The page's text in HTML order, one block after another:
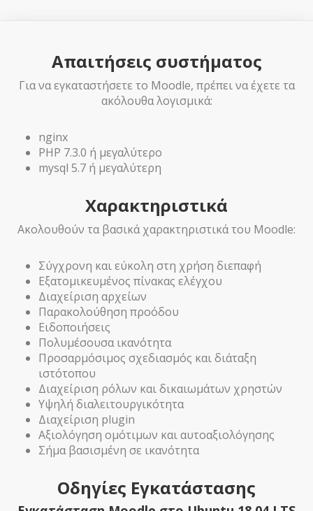
Απαιτήσεις συστήματος
Για να εγκαταστήσετε το Moodle, πρέπει να έχετε τα
ακόλουθα λογισμικά:
nginx
PHP 7.3.0 ή μεγαλύτερο
mysql 5.7 ή μεγαλύτερη
Χαρακτηριστικά
Ακολουθούν τα βασικά χαρακτηριστικά του Moodle:
Σύγχρονη και εύκολη στη χρήση διεπαφή
Εξατομικευμένος πίνακας ελέγχου
Διαχείριση αρχείων
Παρακολούθηση προόδου
Ειδοποιήσεις
Πολυμέσουσα ικανότητα
Προσαρμόσιμος σχεδιασμός και διάταξη
ιστότοπου
Διαχείριση ρόλων και δικαιωμάτων χρηστών
Υψηλή διαλειτουργικότητα
Διαχείριση plugin
Αξιολόγηση ομότιμων και αυτοαξιολόγησης
Σήμα βασισμένη σε ικανότητα
Οδηγίες Εγκατάστασης